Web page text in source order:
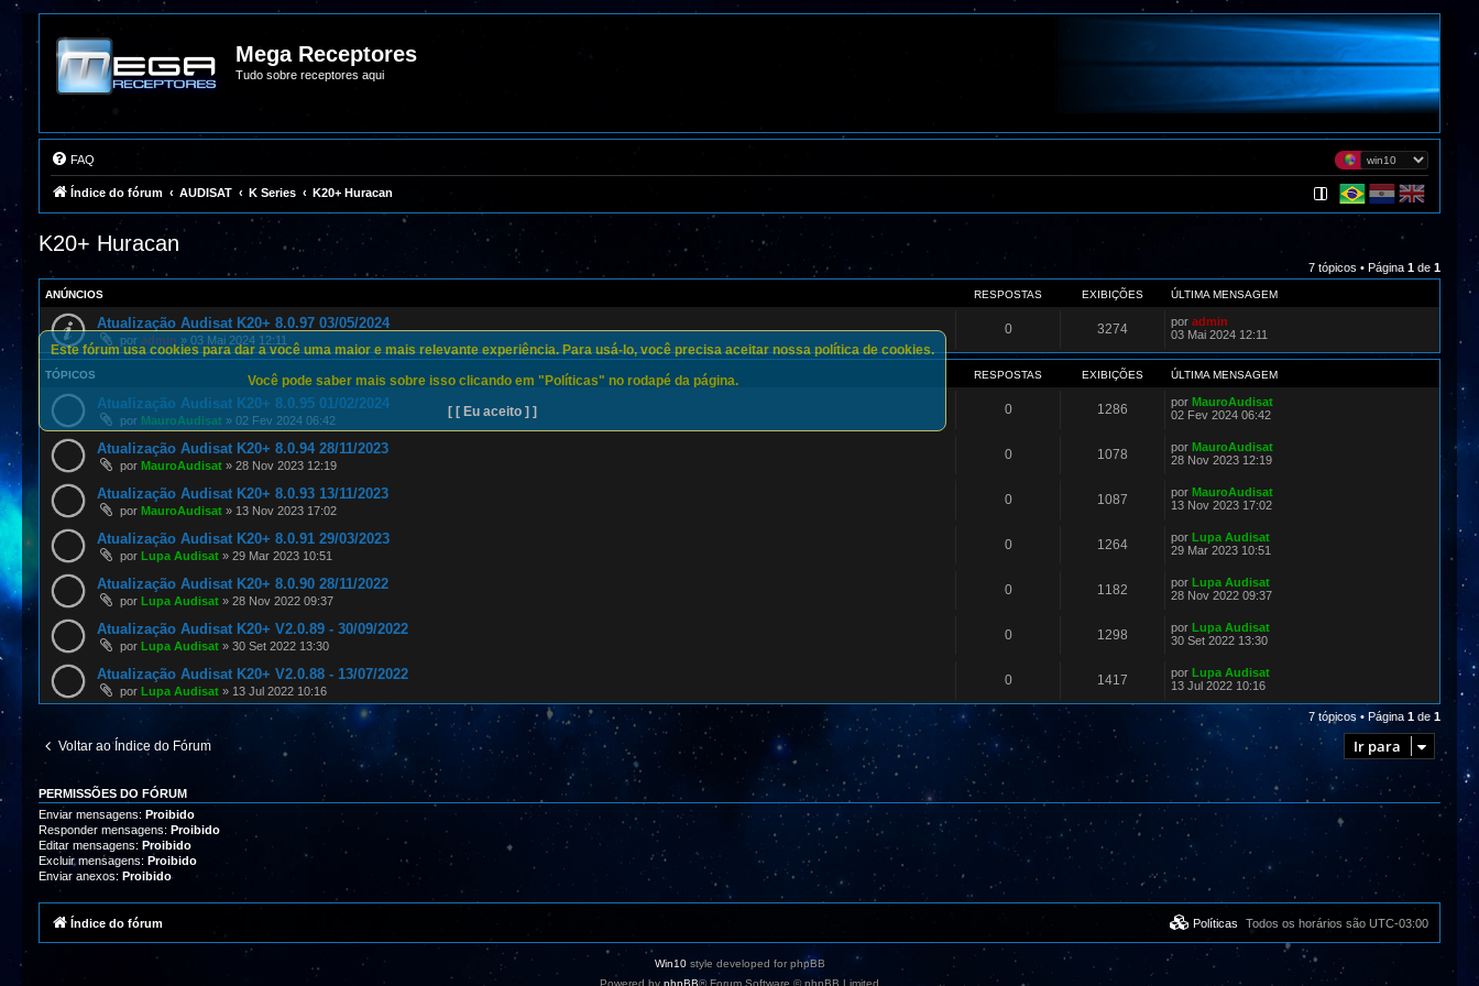
Mega Receptores
Tudo sobre receptores aqui
FAQ
Índice do fórum AUDISAT K Series K20+ Huracan
K20+ Huracan
7 tópicos • Página 1 de 1
ANÚNCIOS RESPOSTAS EXIBIÇÕES ÚLTIMA MENSAGEM
Atualização Audisat K20+ 8.0.97 03/05/2024
por admin » 03 Mai 2024 12:11
0 3274 por admin
03 Mai 2024 12:11
TÓPICOS RESPOSTAS EXIBIÇÕES ÚLTIMA MENSAGEM
Atualização Audisat K20+ 8.0.95 01/02/2024
por MauroAudisat » 02 Fev 2024 06:42
0 1286 por MauroAudisat
02 Fev 2024 06:42
Atualização Audisat K20+ 8.0.94 28/11/2023
por MauroAudisat » 28 Nov 2023 12:19
0 1078 por MauroAudisat
28 Nov 2023 12:19
Atualização Audisat K20+ 8.0.93 13/11/2023
por MauroAudisat » 13 Nov 2023 17:02
0 1087 por MauroAudisat
13 Nov 2023 17:02
Atualização Audisat K20+ 8.0.91 29/03/2023
por Lupa Audisat » 29 Mar 2023 10:51
0 1264 por Lupa Audisat
29 Mar 2023 10:51
Atualização Audisat K20+ 8.0.90 28/11/2022
por Lupa Audisat » 28 Nov 2022 09:37
0 1182 por Lupa Audisat
28 Nov 2022 09:37
Atualização Audisat K20+ V2.0.89 - 30/09/2022
por Lupa Audisat » 30 Set 2022 13:30
0 1298 por Lupa Audisat
30 Set 2022 13:30
Atualização Audisat K20+ V2.0.88 - 13/07/2022
por Lupa Audisat » 13 Jul 2022 10:16
0 1417 por Lupa Audisat
13 Jul 2022 10:16
7 tópicos • Página 1 de 1
Voltar ao Índice do Fórum Ir para
PERMISSÕES DO FÓRUM
Enviar mensagens: Proibido
Responder mensagens: Proibido
Editar mensagens: Proibido
Excluir mensagens: Proibido
Enviar anexos: Proibido
Este fórum usa cookies para dar a você uma maior e mais relevante experiência. Para usá-lo, você precisa aceitar nossa política de cookies.
Você pode saber mais sobre isso clicando em "Políticas" no rodapé da página.
[ [ Eu aceito ] ]
Índice do fórum Todos os horários são UTC-03:00
Políticas
Win10style developed for phpBB
Powered by phpBB® Forum Software © phpBB Limited